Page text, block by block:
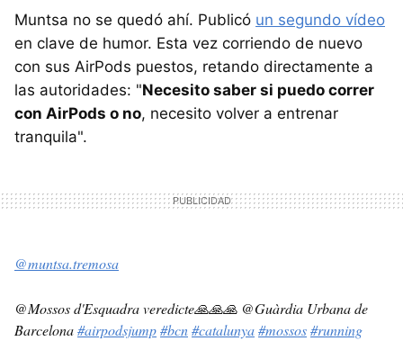
Muntsa no se quedó ahí. Publicó un segundo vídeo
en clave de humor. Esta vez corriendo de nuevo
con sus AirPods puestos, retando directamente a
las autoridades: "Necesito saber si puedo correr
con AirPods o no, necesito volver a entrenar
tranquila".
@muntsa.tremosa
@Mossos d'Esquadra veredicte🙏🙏🙏 @Guàrdia Urbana de
Barcelona#airpodsjump#bcn#catalunya#mossos#running